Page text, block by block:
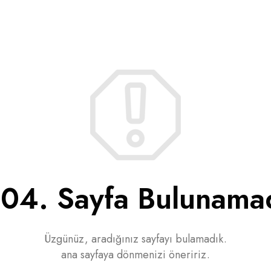
Sayfa
Üzgünüz, aradığınız sayfayı bulamadık.
ana sayfaya dönmenizi öneririz.